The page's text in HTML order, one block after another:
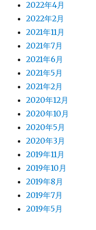
2022年4月
2022年2月
2021年11月
2021年7月
2021年6月
2021年5月
2021年2月
2020年12月
2020年10月
2020年5月
2020年3月
2019年11月
2019年10月
2019年8月
2019年7月
2019年5月